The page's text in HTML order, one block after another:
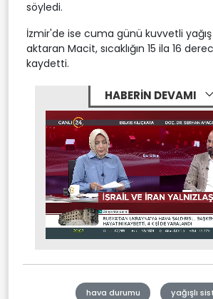
söyledi.
İzmir'de ise cuma günü kuvvetli
aktaran Macit, sıcaklığın 15 ila 16
kaydetti.
HABERİN DEVAMI
Mute Stream
hava durumu yağışlı